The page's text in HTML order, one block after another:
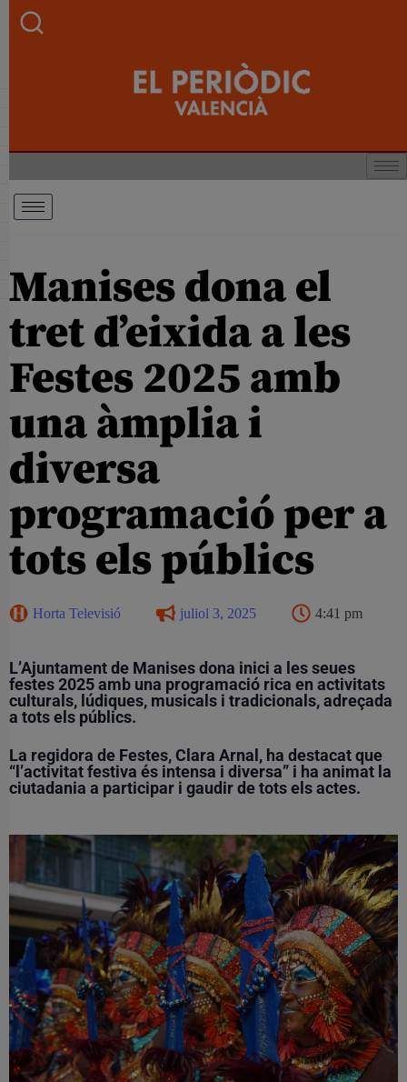
Manises dona el
tret d’eixida a les
Festes 2025 amb
una àmplia i
diversa
programació per a
tots els públics
Horta Televisió juliol 3, 2025 4:41 pm
L’Ajuntament de Manises dona inici a les seues
festes 2025 amb una programació rica en activitats
culturals, lúdiques, musicals i tradicionals, adreçada
a tots els públics.
La regidora de Festes, Clara Arnal, ha destacat que
“l’activitat festiva és intensa i diversa” i ha animat la
ciutadania a participar i gaudir de tots els actes.